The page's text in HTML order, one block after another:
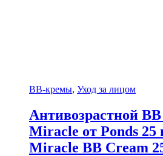
BB-кремы, Уход за лицом
Антивозрастной
Miracle от Ponds 25
Miracle BB Cream